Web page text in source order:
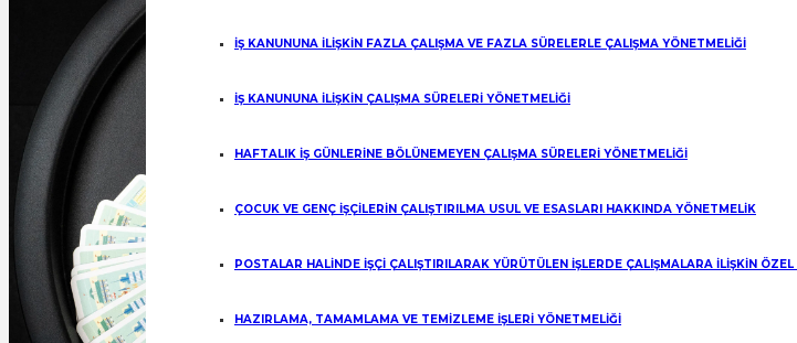
İŞ KANUNUNA İLİŞKİN FAZLA ÇALIŞMA VE FAZLA SÜRELERLE ÇALIŞMA YÖNETMELİĞİ
İŞ KANUNUNA İLİŞKİN ÇALIŞMA SÜRELERİ YÖNETMELİĞİ
HAFTALIK İŞ GÜNLERİNE BÖLÜNEMEYEN ÇALIŞMA SÜRELERİ YÖNETMELİĞİ
ÇOCUK VE GENÇ İŞÇİLERİN ÇALIŞTIRILMA USUL VE ESASLARI HAKKINDA YÖNETMELİK
POSTALAR HALİNDE İŞÇİ ÇALIŞTIRILARAK YÜRÜTÜLEN İŞLERDE ÇALIŞMALARA İLİŞKİN
HAZIRLAMA, TAMAMLAMA VE TEMİZLEME İŞLERİ YÖNETMELİĞİ